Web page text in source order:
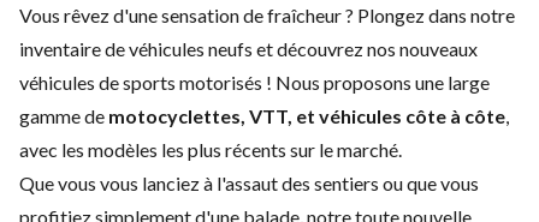
Vous rêvez d'une sensation de fraîcheur ? Plongez dans notre
inventaire de véhicules neufs et découvrez nos nouveaux
véhicules de sports motorisés ! Nous proposons une large
gamme de motocyclettes, VTT, et véhicules côte à côte,
avec les modèles les plus récents sur le marché.
Que vous vous lanciez à l'assaut des sentiers ou que vous
profitiez simplement d'une balade, notre toute nouvelle